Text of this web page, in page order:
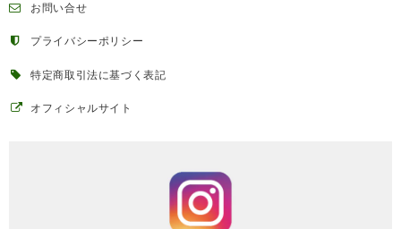
お問い合せ
プライバシーポリシー
特定商取引法に基づく表記
オフィシャルサイト